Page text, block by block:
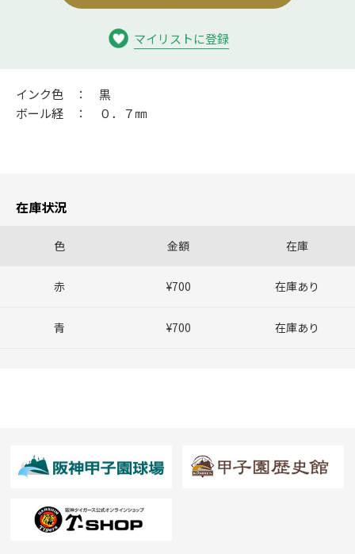
マイリストに登録
インク色 ： 黒
ボール経 ： ０．７㎜
在庫状況
色 金額 在庫
赤 ¥700 在庫あり
青 ¥700 在庫あり